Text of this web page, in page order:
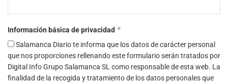
Información básica de privacidad *
Salamanca Diario te informa que los datos de carácter personal
que nos proporciones rellenando este formulario serán tratados por
Digital Info Grupo Salamanca SL como responsable de esta web. La
finalidad de la recogida y tratamiento de los datos personales que